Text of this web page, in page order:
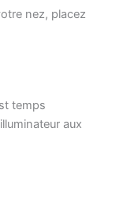
nez, placez
temps
aux